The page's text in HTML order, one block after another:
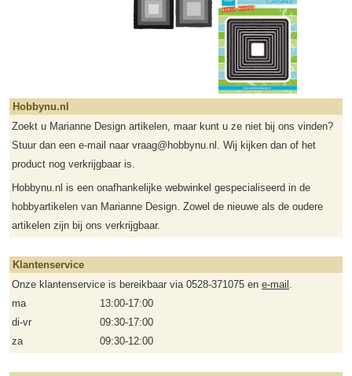
Hobbynu.nl
Zoekt u Marianne Design artikelen, maar kunt u ze niet bij ons vinden?
Stuur dan een e-mail naar vraag@hobbynu.nl. Wij kijken dan of het
product nog verkrijgbaar is.
Hobbynu.nl is een onafhankelijke webwinkel gespecialiseerd in de
hobbyartikelen van Marianne Design. Zowel de nieuwe als de oudere
artikelen zijn bij ons verkrijgbaar.
Klantenservice
Onze klantenservice is bereikbaar via 0528-371075 en e-mail
ma
13:00-17:00
di-vr
09:30-17:00
za
09:30-12:00